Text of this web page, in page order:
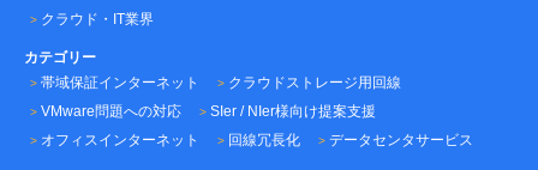
クラウド・IT業界
カテゴリー
帯域保証インターネット
クラウドストレージ用回線
VMware問題への対応
SIer / NIer様向け提案支援
オフィスインターネット
回線冗長化 データセンタサービス